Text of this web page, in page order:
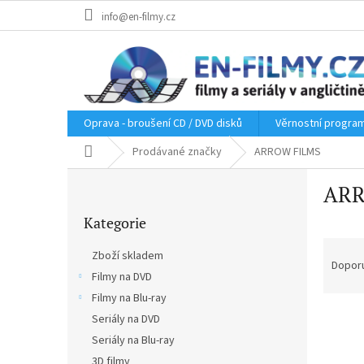
info@en-filmy.cz
Oprava - broušení CD / DVD disků Věrnostní
Domů Prodávané značky ARROW FILMS
kategorie
Kategorie
Zboží skladem
Filmy na DVD
Filmy na Blu-ray
Seriály na DVD
Seriály na Blu-ray